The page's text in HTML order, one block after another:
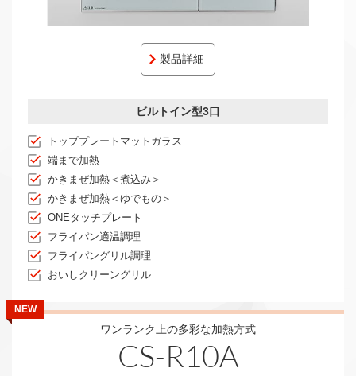
製品詳細
ビルトイン型3口
トッププレートマットガラス
端まで加熱
かきまぜ加熱＜煮込み＞
かきまぜ加熱＜ゆでもの＞
ONEタッチプレート
フライパン適温調理
フライパングリル調理
おいしクリーングリル
NEW
ワンランク上の多彩な加熱方式
CS-R10A